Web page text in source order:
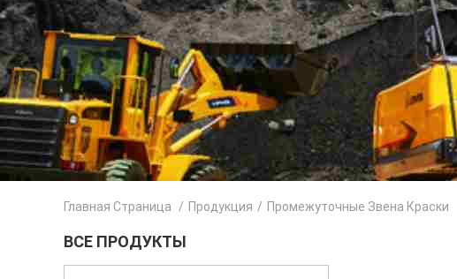
Главная Страница / Продукция / Промежуточные Звена Краски
ВСЕ ПРОДУКТЫ